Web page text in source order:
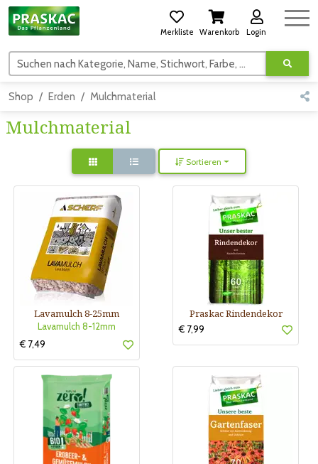
Merkliste Warenkorb Login
Suchen nach Kategorie, Name, Stichwort, Farbe, usw.
Shop Erden Mulchmaterial
Mulchmaterial
Sortieren
Lavamulch 8-25mm
Lavamulch 8-12mm
€ 7,49
Praskac Rindendekor
€ 7,99